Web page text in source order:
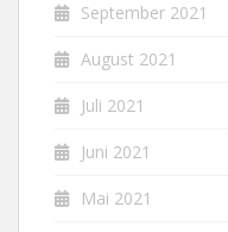
September 2021
August 2021
Juli 2021
Juni 2021
Mai 2021